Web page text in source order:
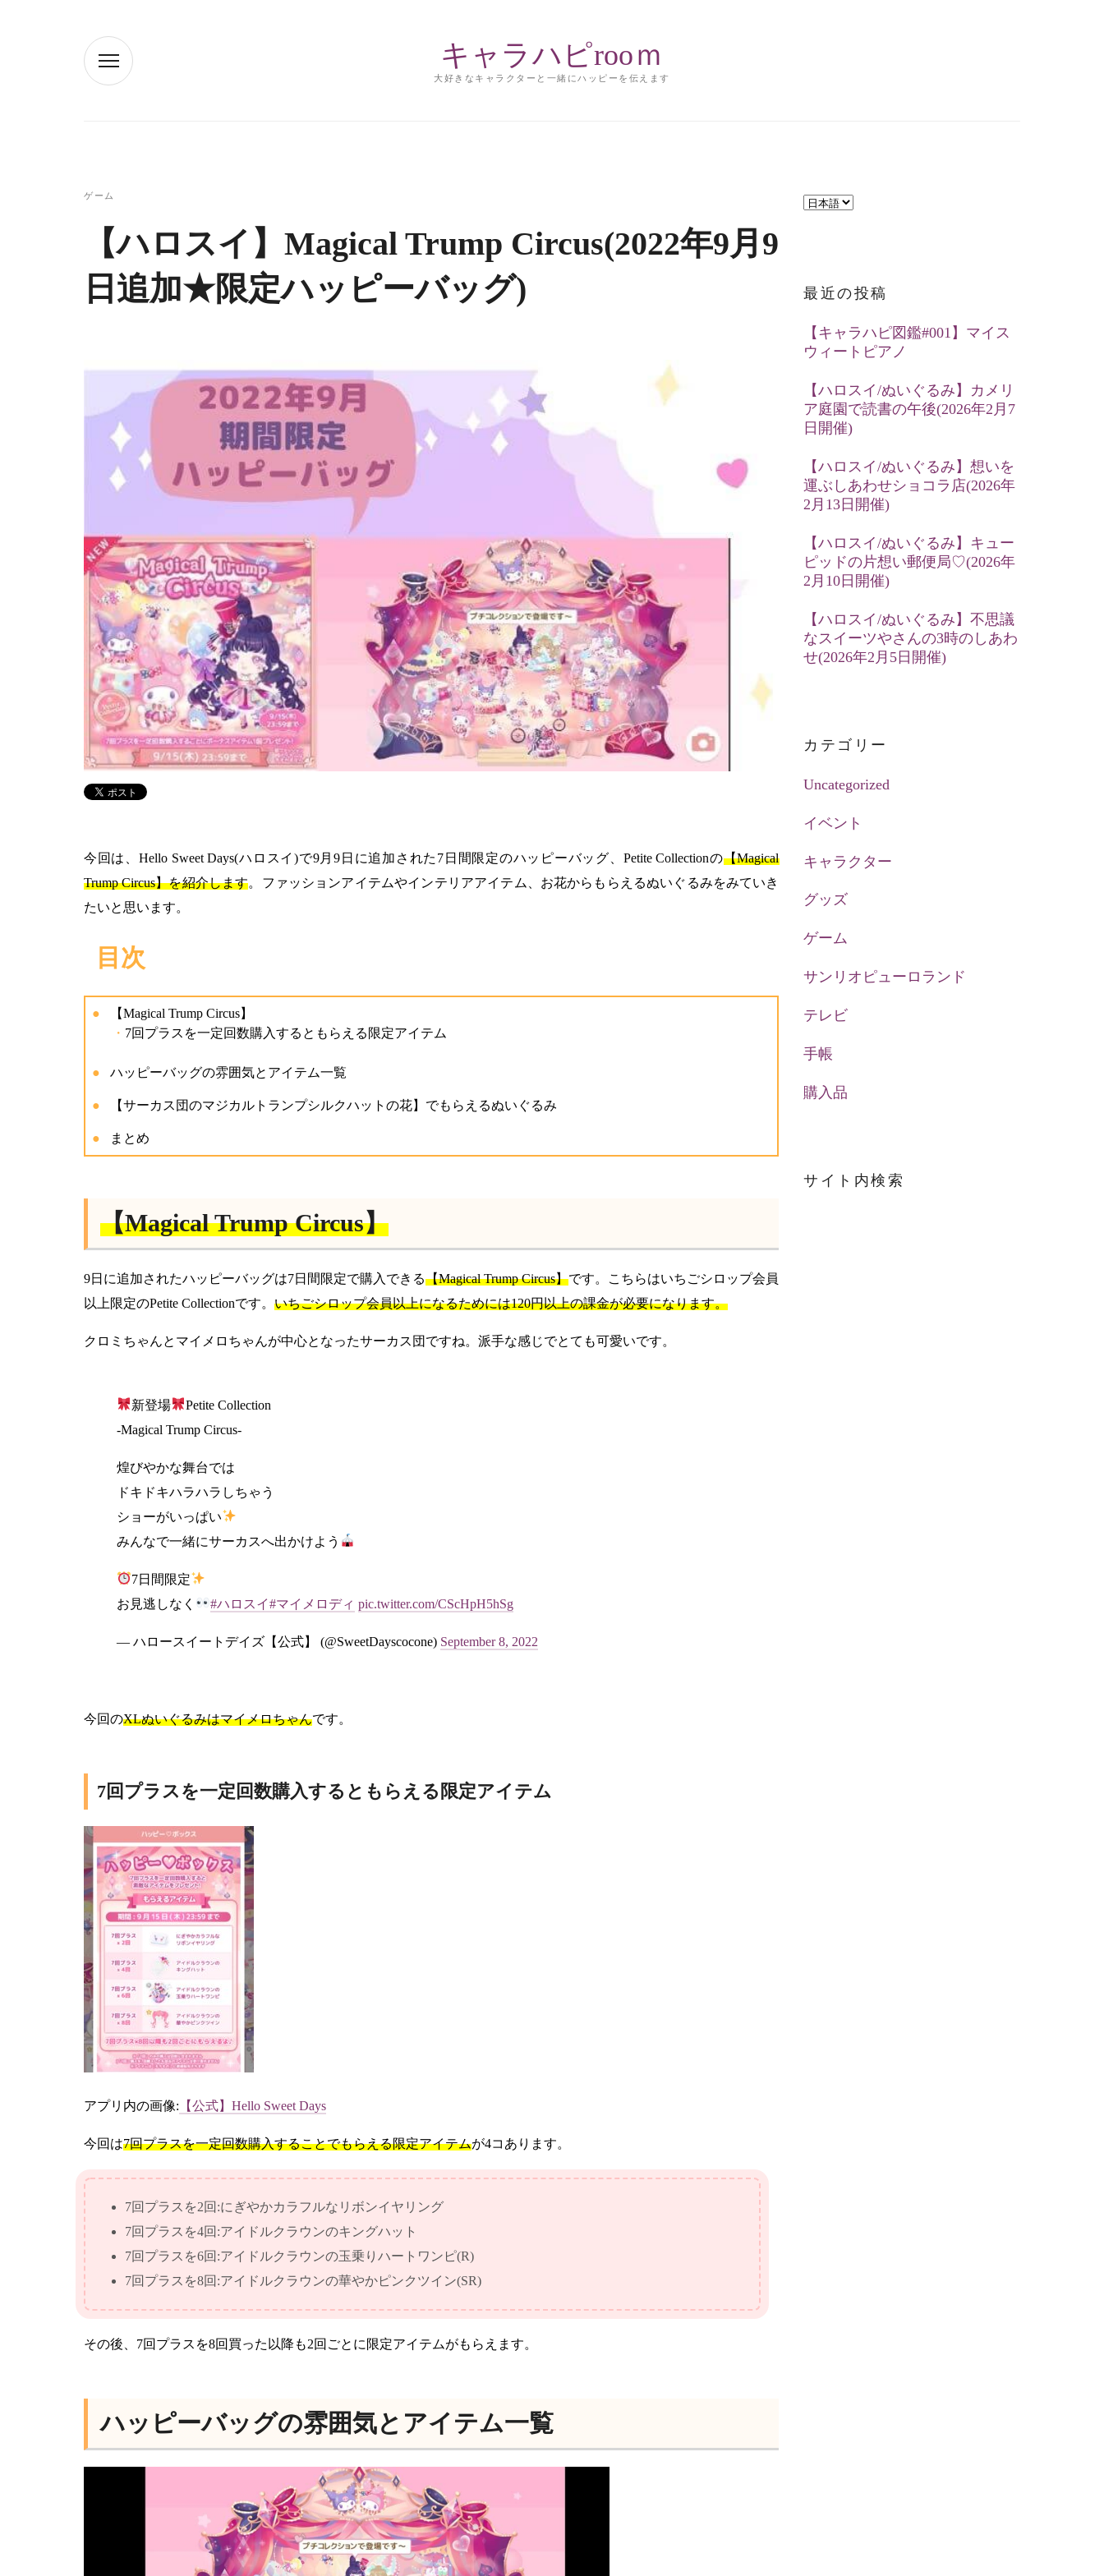
キャラハピrooｍ
大好きなキャラクターと一緒にハッピーを伝えます
ゲーム
【ハロスイ】Magical Trump Circus(2022年9月9
日追加★限定ハッピーバッグ)
今回は、Hello Sweet Days(ハロスイ)で9月9日に追加された7日間限定のハッピーバッグ、Petite Collectionの【Magical
Trump Circus】を紹介します。ファッションアイテムやインテリアアイテム、お花からもらえるぬいぐるみをみていき
たいと思います。
目次
【Magical Trump Circus】
7回プラスを一定回数購入するともらえる限定アイテム
ハッピーバッグの雰囲気とアイテム一覧
【サーカス団のマジカルトランプシルクハットの花】でもらえるぬいぐるみ
まとめ
【Magical Trump Circus】
9日に追加されたハッピーバッグは7日間限定で購入できる【Magical Trump Circus】です。こちらはいちごシロップ会員
以上限定のPetite Collectionです。 いちごシロップ会員以上になるためには120円以上の課金が必要になります。
クロミちゃんとマイメロちゃんが中心となったサーカス団ですね。派手な感じでとても可愛いです。
新登場
Petite Collection
-Magical Trump Circus‐
煌びやかな舞台では
ドキドキハラハラしちゃう
ショーがいっぱい
みんなで一緒にサーカスへ出かけよう
7日間限定
お見逃しなく
#ハロスイ#マイメロディ pic.twitter.com/CScHpH5hSg
— ハロースイートデイズ【公式】 (@SweetDayscocone) September 8, 2022
今回のXLぬいぐるみはマイメロちゃんです。
7回プラスを一定回数購入するともらえる限定アイテム
アプリ内の画像: 【公式】Hello Sweet Days
今回は7回プラスを一定回数購入することでもらえる限定アイテムが4コあります。
7回プラスを2回:にぎやかカラフルなリボンイヤリング
7回プラスを4回:アイドルクラウンのキングハット
7回プラスを6回:アイドルクラウンの玉乗りハートワンピ(R)
7回プラスを8回:アイドルクラウンの華やかピンクツイン(SR)
その後、7回プラスを8回買った以降も2回ごとに限定アイテムがもらえます。
ハッピーバッグの雰囲気とアイテム一覧
言
択
最近の投稿
【キャラハピ図鑑#001】マイス
ウィートピアノ
【ハロスイ/ぬいぐるみ】カメリ
ア庭園で読書の午後(2026年2月7
日開催)
【ハロスイ/ぬいぐるみ】想いを
運ぶしあわせショコラ店(2026年
2月13日開催)
【ハロスイ/ぬいぐるみ】キュー
ピッドの片想い郵便局♡(2026年
2月10日開催)
【ハロスイ/ぬいぐるみ】不思議
なスイーツやさんの3時のしあわ
せ(2026年2月5日開催)
カテゴリー
Uncategorized
イベント
キャラクター
グッズ
ゲーム
サンリオピューロランド
テレビ
手帳
購入品
サイト内検索